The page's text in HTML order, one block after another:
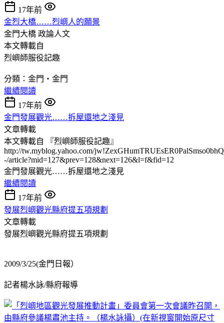
17年前
金烈大橋……烈嶼人的願景
金門大橋 政論人文
本文轉載自
烈嶼師服役記趣
分類：金門‧金門
繼續閱讀
17年前
金門發展觀光……拆屋還地之淺見
文章轉載
本文轉載自 『烈嶼師服役記趣』
http://tw.myblog.yahoo.com/
-/article?mid=127&prev=128&next=126&l=f&fid=12
金門發展觀光……拆屋還地之淺見
繼續閱讀
17年前
發展烈嶼觀光縣府提五項規劃
文章轉載
發展烈嶼觀光縣府提五項規劃
2009/3/25(金門日報）
記者楊水詠/縣府報導